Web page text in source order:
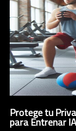
Protege tu
para Entrenar IA